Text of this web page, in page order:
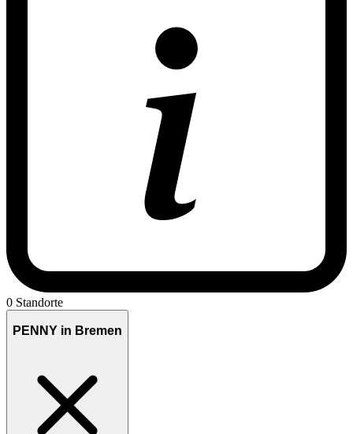
0 Standorte
PENNY in Bremen